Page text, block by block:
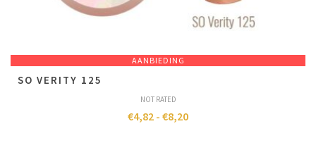
AANBIEDING
SO VERITY 125
NOT RATED
€4,82 - €8,20